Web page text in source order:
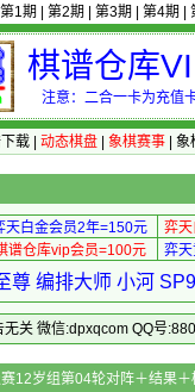
第1期 第2期 第3期 第4期
棋谱仓库
注意：二合一卡为充值
载| 动态棋盘| 象棋赛事| 象
天白金会员2年=150元
弈
谱仓库vip会员=100元 弈
尊 编排大师 小河
关 微信:dpxqcom QQ号
棋棋士等级赛